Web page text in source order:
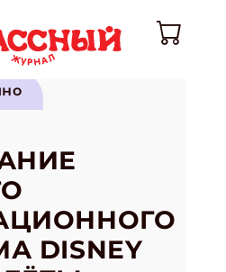
DISNEY